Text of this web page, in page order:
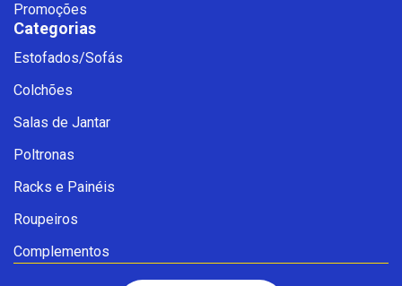
Promoções
Categorias
Estofados/Sofás
Colchões
Salas de Jantar
Poltronas
Racks e Painéis
Roupeiros
Complementos